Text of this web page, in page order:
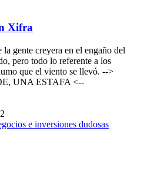
Xifra
la gente creyera en el engaño del
pero todo lo referente a los
que el viento se llevó. -->
UNA ESTAFA <--
e inversiones dudosas